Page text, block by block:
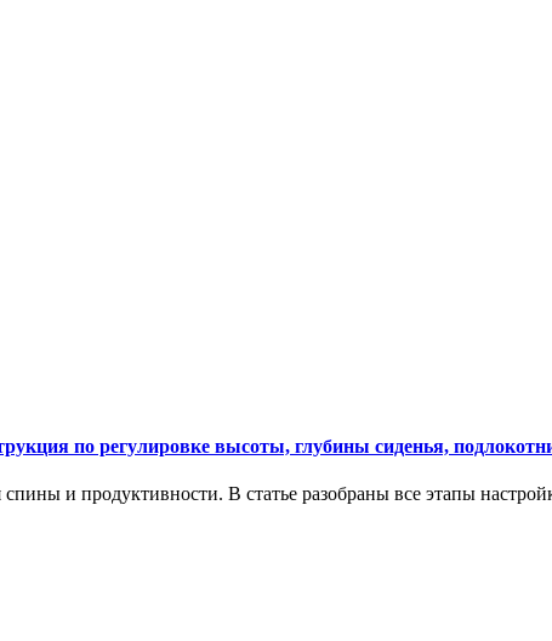
по регулировке высоты, глубины сиденья,
и продуктивности. В статье разобраны все этапы